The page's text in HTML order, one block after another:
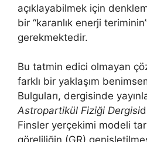
açıklayabilmek için
bir “karanlık enerji
gerekmektedir.
Bu tatmin edici olmayan
farklı bir yaklaşım
Bulguları, dergisinde
Astropartikül Fiziği Dergisi
Finsler yerçekimi modeli